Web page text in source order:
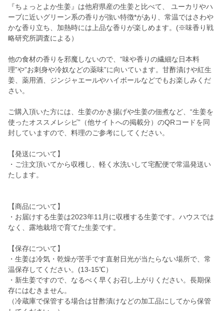
『ちょっとよか生姜』は他府県産の生姜と比べて、 ユーカリやハ
ーブに近いグリーン系の香りが強い特徴*があり、常温ではさわや
かな香り立ち、加熱時には上品な香りが楽しめます。(※味香り戦
略研究所調査による）
他の食材の香りを邪魔しないので、“味や香りの繊細な日本料
理”や”お刺身や冷奴などの薬味”に向いています。甘酢漬けや紅生
姜、薬用酒、ジンジャエールやハイボールなどでもお楽しみくだ
さい。
ご購入頂いた方には、生姜のかき揚げや生姜の佃煮など、“生姜を
使ったオススメレシピ”（他サイトへの掲載分）のQRコードを同
封していますので、料理のご参考にしてください。
【発送について】
・ご注文頂いてから収穫し、軽く水洗いして宅配便で常温発送い
たします。
【商品について】
・お届けする生姜は2023年11月に収穫する生姜です。ハウスでは
なく、露地栽培で育てた生姜です。
【保存について】
・生姜は冷気・乾燥が苦手です直射日光が当たらない場所で、常
温保存してください。(13-15℃）
・新生姜ですので、なるべく早くお召し上がりください。長期保
存にはむきません。
（冷蔵庫で保管する場合は甘酢漬けなどの加工品にしてから保管